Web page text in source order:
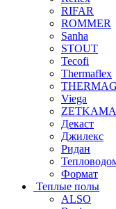
RIFAR
ROMMER
Sanha
STOUT
Tecofi
Thermaflex
Viega
ZETKAMA
Декаст
Джилекс
Ридан
Формат
Теплые полы
ALSO